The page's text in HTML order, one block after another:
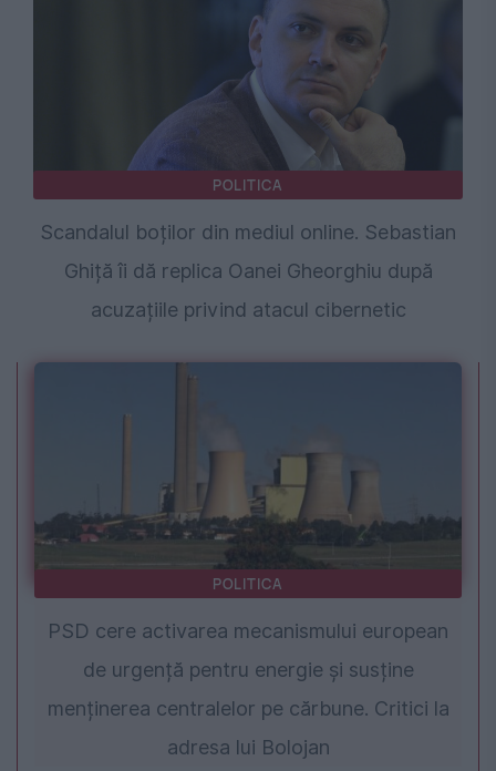
POLITICA
Scandalul boților din mediul online. Sebastian
Ghiță îi dă replica Oanei Gheorghiu după
acuzațiile privind atacul cibernetic
POLITICA
PSD cere activarea mecanismului european
de urgență pentru energie și susține
menținerea centralelor pe cărbune. Critici la
adresa lui Bolojan